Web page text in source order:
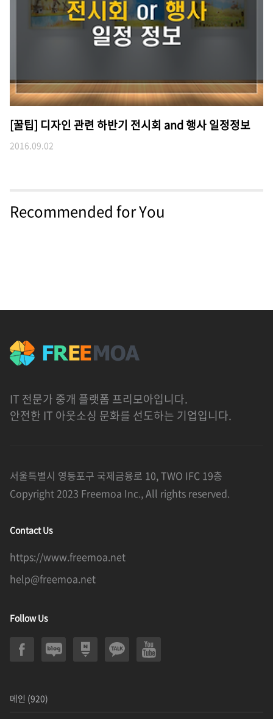
[꿀팁] 디자인 관련 하반기 전시회 and 행사 일정정보
2016.09.02
Recommended for You
IT 전문가 중개 플랫폼 프리모아입니다.
안전한 IT 아웃소싱 문화를 선도하는 기업입니다.
서울특별시 영등포구 국제금융로 10, TWO IFC 19층
Copyright 2023 Freemoa Inc., All rights reserved.
Contact Us
https://www.freemoa.net
help@freemoa.net
Follow Us
메인 (920)